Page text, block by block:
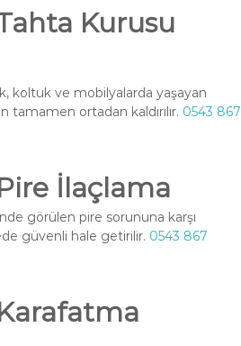
Kurusu
koltuk ve mobilyalarda yaşayan
tamamen ortadan kaldırılır. 0543 867
İlaçlama
görülen pire sorununa karşı
güvenli hale getirilir. 0543 867